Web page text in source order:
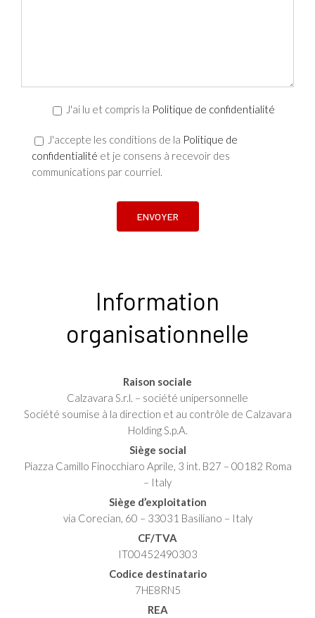
J'ai lu et compris la Politique de confidentialité
J'accepte les conditions de la Politique de
confidentialité et je consens à recevoir des
communications par courriel.
Information
organisationnelle
Raison sociale
Calzavara S.r.l. – société unipersonnelle
Société soumise à la direction et au contrôle de Calzavara
Holding S.p.A.
Siège social
Piazza Camillo Finocchiaro Aprile, 3 int. B27 – 00182 Roma
– Italy
Siège d’exploitation
via Corecian, 60 – 33031 Basiliano – Italy
CF/TVA
IT00452490303
Codice destinatario
7HE8RN5
REA